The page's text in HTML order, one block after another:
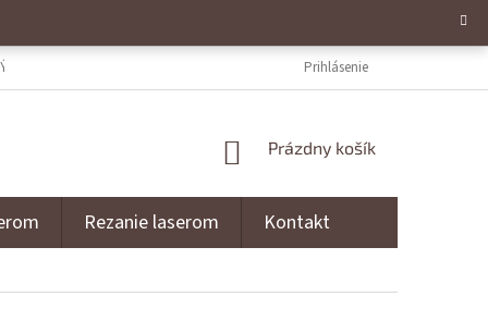
ÚDAJOV REZANIE LASEROM
Prihlásenie
NÁKUPNÝ KOŠÍK
Prázdny košík
Rezanie laserom Kontakt